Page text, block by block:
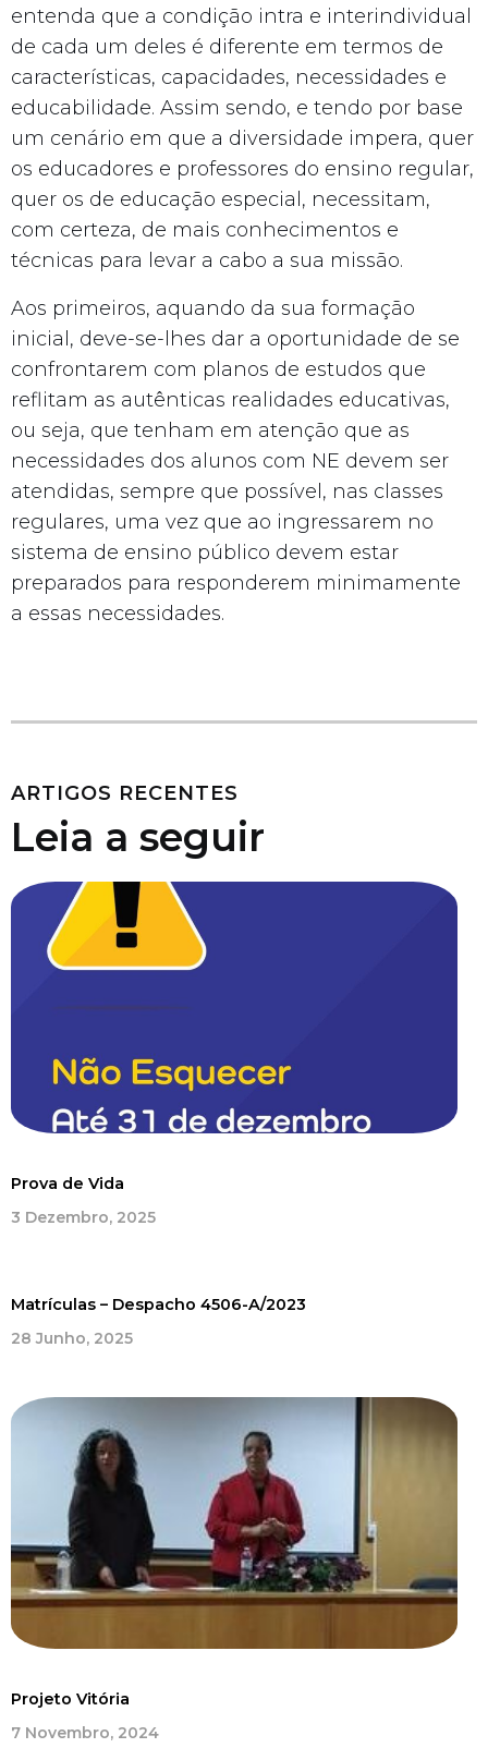
entenda que a condição intra e interindividual
de cada um deles é diferente em termos de
características, capacidades, necessidades e
educabilidade. Assim sendo, e tendo por base
um cenário em que a diversidade impera, quer
os educadores e professores do ensino regular,
quer os de educação especial, necessitam,
com certeza, de mais conhecimentos e
técnicas para levar a cabo a sua missão.
Aos primeiros, aquando da sua formação
inicial, deve-se-lhes dar a oportunidade de se
confrontarem com planos de estudos que
reflitam as autênticas realidades educativas,
ou seja, que tenham em atenção que as
necessidades dos alunos com NE devem ser
atendidas, sempre que possível, nas classes
regulares, uma vez que ao ingressarem no
sistema de ensino público devem estar
preparados para responderem minimamente
a essas necessidades.
ARTIGOS RECENTES
Leia a seguir
Prova de Vida
3 Dezembro, 2025
Matrículas – Despacho 4506-A/2023
28 Junho, 2025
Projeto Vitória
7 Novembro, 2024